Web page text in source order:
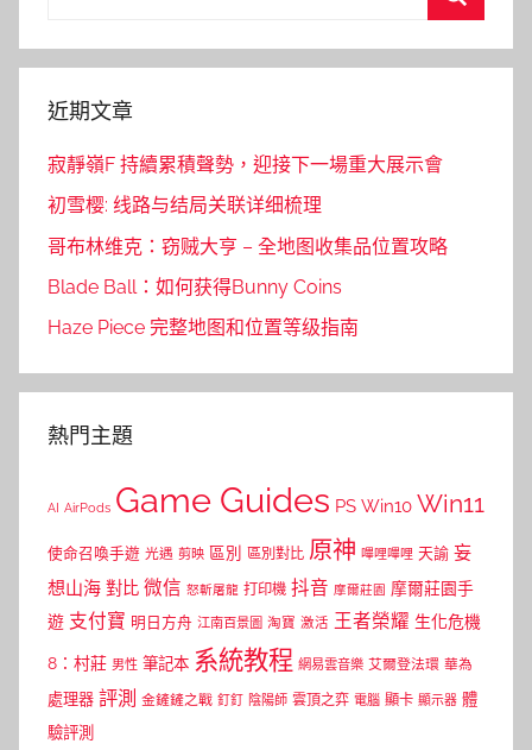
近期文章
寂靜嶺F 持續累積聲勢，迎接下一場重大展示會
初雪樱: 线路与结局关联详细梳理
哥布林维克：窃贼大亨 – 全地图收集品位置攻略
Blade Ball：如何获得Bunny Coins
Haze Piece 完整地图和位置等级指南
熱門主題
AI AirPods Game Guides PS Win10 Win11
使命召喚手遊 光遇 剪映 區別 區別對比 原神 嗶哩嗶哩 天諭 妄
想山海 對比 微信 怒斬屠龍 打印機 抖音 摩爾莊園 摩爾莊園手
遊 支付寶 明日方舟 江南百景圖 淘寶 激活 王者榮耀 生化危機
8：村莊 男性 筆記本 系統教程 網易雲音樂 艾爾登法環 華為
處理器 評測 金鏟鏟之戰 釘釘 陰陽師 雲頂之弈 電腦 顯卡 顯示器 體
驗評測